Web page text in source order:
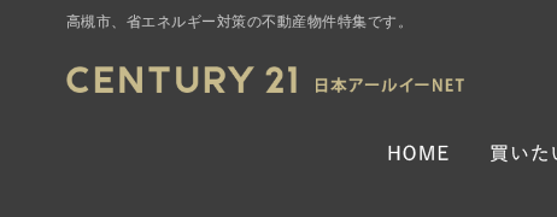
高槻市、省エネルギー対策の不動産物件特集です。